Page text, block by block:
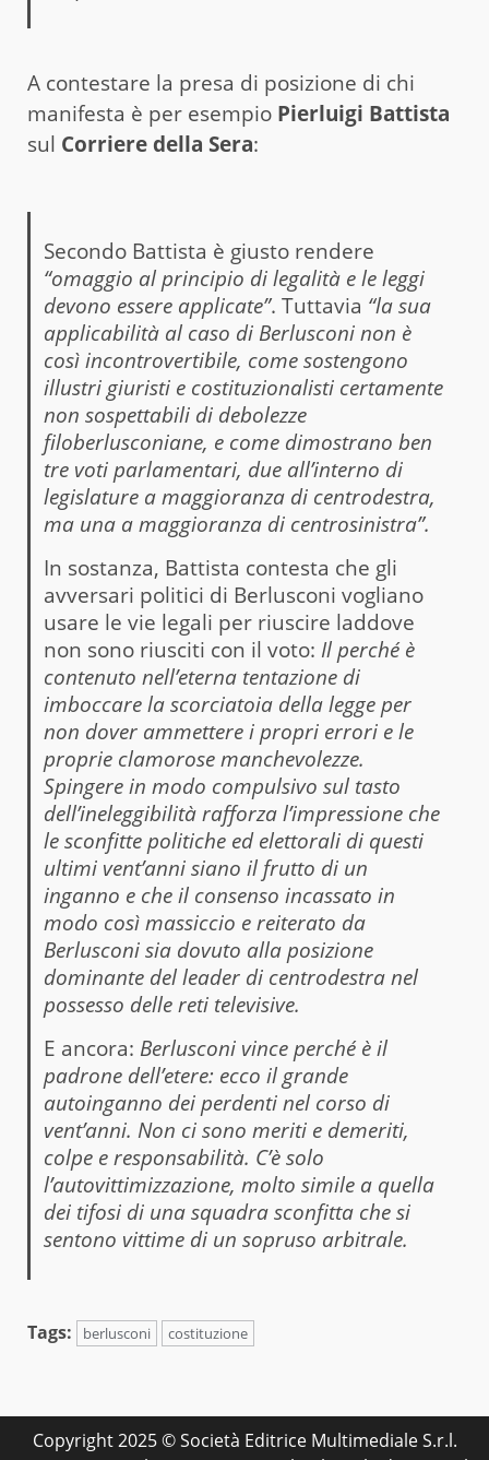
A contestare la presa di posizione di chi
manifesta è per esempio Pierluigi Battista
sul Corriere della Sera:
Secondo Battista è giusto rendere
“omaggio al principio di legalità e le leggi
devono essere applicate”. Tuttavia “la sua
applicabilità al caso di Berlusconi non è
così incontrovertibile, come sostengono
illustri giuristi e costituzionalisti certamente
non sospettabili di debolezze
filoberlusconiane, e come dimostrano ben
tre voti parlamentari, due all’interno di
legislature a maggioranza di centrodestra,
ma una a maggioranza di centrosinistra”.
In sostanza, Battista contesta che gli
avversari politici di Berlusconi vogliano
usare le vie legali per riuscire laddove
non sono riusciti con il voto: Il perché è
contenuto nell’eterna tentazione di
imboccare la scorciatoia della legge per
non dover ammettere i propri errori e le
proprie clamorose manchevolezze.
Spingere in modo compulsivo sul tasto
dell’ineleggibilità rafforza l’impressione che
le sconfitte politiche ed elettorali di questi
ultimi vent’anni siano il frutto di un
inganno e che il consenso incassato in
modo così massiccio e reiterato da
Berlusconi sia dovuto alla posizione
dominante del leader di centrodestra nel
possesso delle reti televisive.
E ancora: Berlusconi vince perché è il
padrone dell’etere: ecco il grande
autoinganno dei perdenti nel corso di
vent’anni. Non ci sono meriti e demeriti,
colpe e responsabilità. C’è solo
l’autovittimizzazione, molto simile a quella
dei tifosi di una squadra sconfitta che si
sentono vittime di un sopruso arbitrale.
Tags: berlusconi costituzione
Copyright 2025 © Società Editrice Multimediale S.r.l.